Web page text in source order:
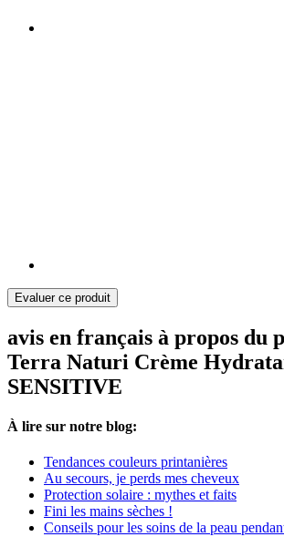
Evaluer ce produit
avis en français à propos du
Terra Naturi Crème
SENSITIVE
À lire sur notre blog:
Tendances couleurs printanières
Au secours, je perds mes cheveux
Protection solaire : mythes et faits
Fini les mains sèches !
Conseils pour les soins de la peau